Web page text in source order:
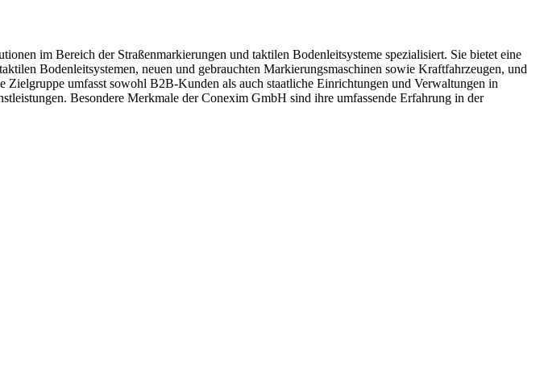
im Bereich der Straßenmarkierungen und taktilen Bodenleitsysteme spezialisiert. Sie bietet eine
Bodenleitsystemen, neuen und gebrauchten Markierungsmaschinen sowie Kraftfahrzeugen, und
umfasst sowohl B2B-Kunden als auch staatliche Einrichtungen und Verwaltungen in
Besondere Merkmale der Conexim GmbH sind ihre umfassende Erfahrung in der